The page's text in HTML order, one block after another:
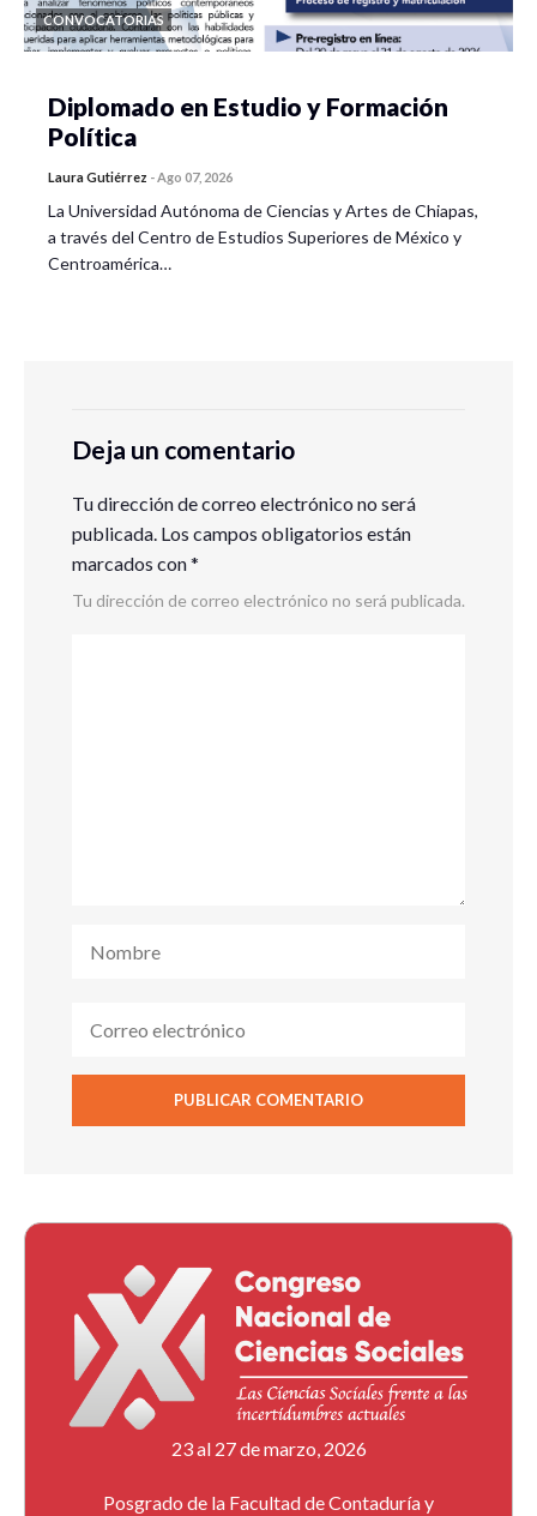
CONVOCATORIAS
Diplomado en Estudio y Formación
Política
Laura Gutiérrez -Ago 07, 2026
La Universidad Autónoma de Ciencias y Artes de Chiapas,
a través del Centro de Estudios Superiores de México y
Centroamérica…
Deja un comentario
Tu dirección de correo electrónico no será
publicada. Los campos obligatorios están
marcados con*
Tu dirección de correo electrónico no será publicada.
23 al 27 de marzo, 2026
Posgrado de la Facultad de Contaduría y